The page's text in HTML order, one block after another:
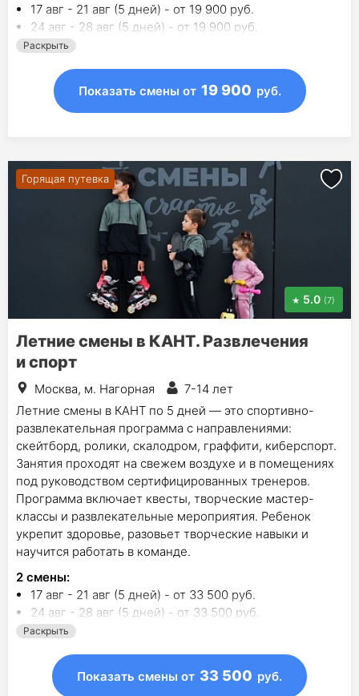
17 авг - 21 авг (5 дней) - от 19 900 руб.
24 авг - 28 авг (5 дней) - от 19 900 руб.
Раскрыть
Показать смены от 19 900 руб.
Горящая путевка
5.0 (7)
Летние смены в КАНТ. Развлечения
и спорт
Москва, м. Нагорная
7-14 лет
Летние смены в КАНТ по 5 дней — это спортивно-
развлекательная программа с направлениями:
скейтборд, ролики, скалодром, граффити, киберспорт.
Занятия проходят на свежем воздухе и в помещениях
под руководством сертифицированных тренеров.
Программа включает квесты, творческие мастер-
классы и развлекательные мероприятия. Ребенок
укрепит здоровье, разовьет творческие навыки и
научится работать в команде.
2 смены:
17 авг - 21 авг (5 дней) - от 33 500 руб.
24 авг - 28 авг (5 дней) - от 33 500 руб.
Раскрыть
Показать смены от 33 500 руб.